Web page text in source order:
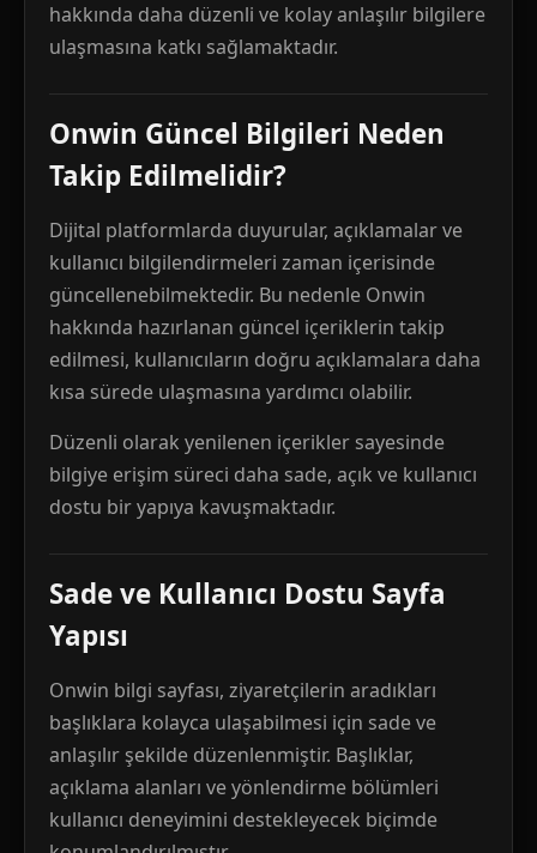
hakkında daha düzenli ve kolay anlaşılır bilgilere
ulaşmasına katkı sağlamaktadır.
Onwin Güncel Bilgileri Neden
Takip Edilmelidir?
Dijital platformlarda duyurular, açıklamalar ve
kullanıcı bilgilendirmeleri zaman içerisinde
güncellenebilmektedir. Bu nedenle Onwin
hakkında hazırlanan güncel içeriklerin takip
edilmesi, kullanıcıların doğru açıklamalara daha
kısa sürede ulaşmasına yardımcı olabilir.
Düzenli olarak yenilenen içerikler sayesinde
bilgiye erişim süreci daha sade, açık ve kullanıcı
dostu bir yapıya kavuşmaktadır.
Sade ve Kullanıcı Dostu Sayfa
Yapısı
Onwin bilgi sayfası, ziyaretçilerin aradıkları
başlıklara kolayca ulaşabilmesi için sade ve
anlaşılır şekilde düzenlenmiştir. Başlıklar,
açıklama alanları ve yönlendirme bölümleri
kullanıcı deneyimini destekleyecek biçimde